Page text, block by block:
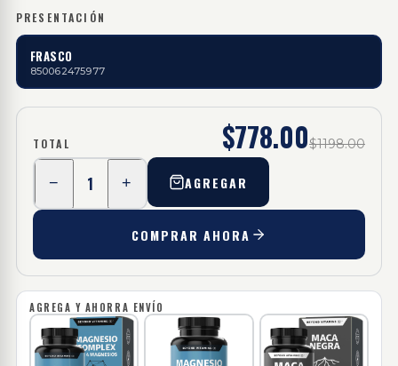
PRESENTACIÓN
FRASCO
850062475977
TOTAL $778.00$1198.00
− 1 + AGREGAR
COMPRAR AHORA
AGREGA Y AHORRA ENVÍO